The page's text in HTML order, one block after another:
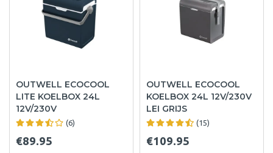
OUTWELL ECOCOOL
LITE KOELBOX 24L
12V/230V
(6)
€89.95
OUTWELL ECOCOOL
KOELBOX 24L 12V/230V
LEI GRIJS
(15)
€109.95